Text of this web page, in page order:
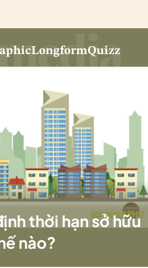
LongformQuizz
thời hạn sở hữu
nào?